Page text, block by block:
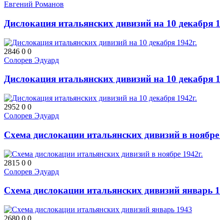
Евгений Романов
Дислокация итальянских дивизий на 10 декабря
2846 0 0
Солорев Эдуард
Дислокация итальянских дивизий на 10 декабря
2952 0 0
Солорев Эдуард
Схема дислокации итальянских дивизий в ноябре
2815 0 0
Солорев Эдуард
Схема дислокации итальянских дивизий январь
2680 0 0